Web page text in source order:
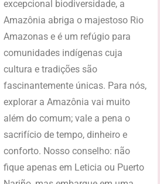
excepcional biodiversidade, a
Amazônia abriga o majestoso Rio
Amazonas e é um refúgio para
comunidades indígenas cuja
cultura e tradições são
fascinantemente únicas. Para nós,
explorar a Amazônia vai muito
além do comum; vale a pena o
sacrifício de tempo, dinheiro e
conforto. Nosso conselho: não
fique apenas em Leticia ou Puerto